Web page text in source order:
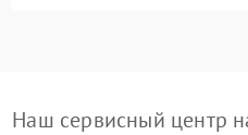
Наш сервисный центр